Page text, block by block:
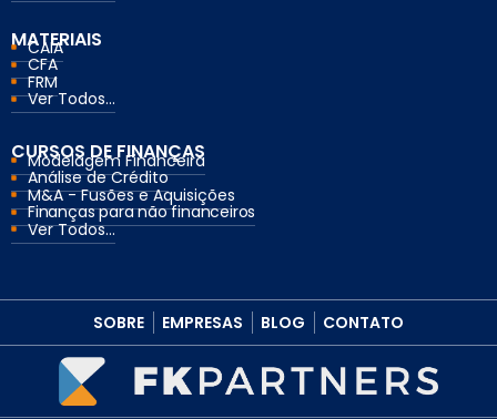
MATERIAIS
CAIA
CFA
FRM
Ver Todos...
CURSOS DE FINANÇAS
Modelagem Financeira
Análise de Crédito
M&A - Fusões e Aquisições
Finanças para não financeiros
Ver Todos...
SOBRE EMPRESAS BLOG CONTATO